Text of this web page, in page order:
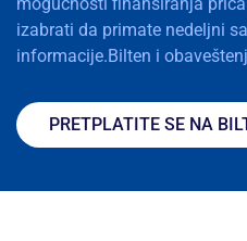
izabrati da primate nedeljni
informacije.Bilten i
PRETPLATITE SE NA